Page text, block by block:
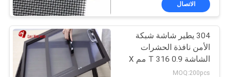
الاتصال
304 يطير شاشة شبكة
الأمن نافذة الحشرات
الشاشة T 316 0.9 مم X
10 شبكة
MOQ:200pcs